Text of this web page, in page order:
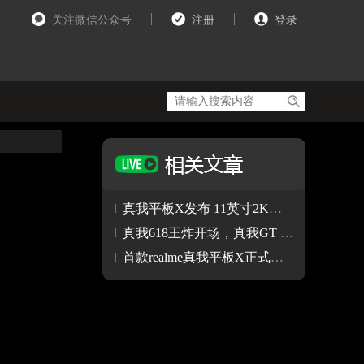
关注微信公众号 注册 登录
真我平板X发布 11英寸2K屏幕/支持手写笔键盘/1199元起
真我618王炸开场，真我GT Neo3火影限定版、真我平板X齐发
首款realme真我平板X正式亮相 来京东电脑数码618抢先入手